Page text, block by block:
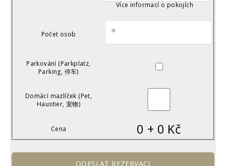
Více informací o pokojích
Počet osob
Parkování (Parkplatz,
Parking, 停车)
Domácí mazlíček (Pet,
Haustier, 宠物)
Cena 0 + 0 Kč